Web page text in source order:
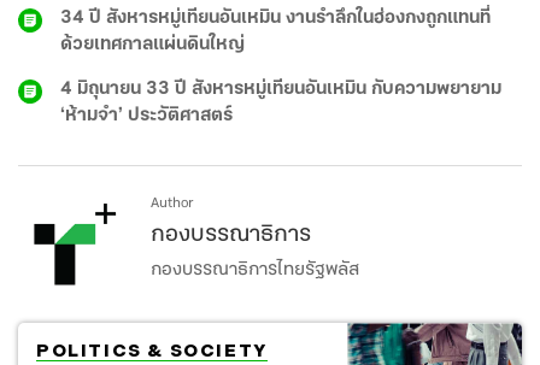
34 ปี สังหารหมู่เทียนอันเหมิน งานรำลึกในฮ่องกงถูกแทนที่
ด้วยเทศกาลแผ่นดินใหญ่
4 มิถุนายน 33 ปี สังหารหมู่เทียนอันเหมิน กับความพยายาม
‘ห้ามจำ’ ประวัติศาสตร์
Author
กองบรรณาธิการ
กองบรรณาธิการไทยรัฐพลัส
POLITICS & SOCIETY